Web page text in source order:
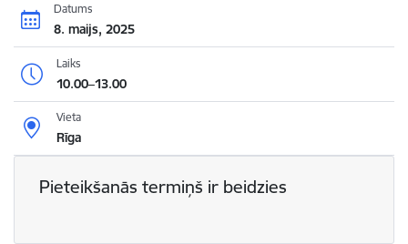
Datums
8. maijs, 2025
Laiks
10.00–13.00
Vieta
Rīga
Pieteikšanās termiņš ir beidzies